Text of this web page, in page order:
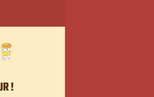
(déjà utilisée par les ayants droit)
éligibles. Selon
créateurs qualifiés selon certains
sur Facebook (pas un utilisateur
Facebook ; L’outil est disponible via